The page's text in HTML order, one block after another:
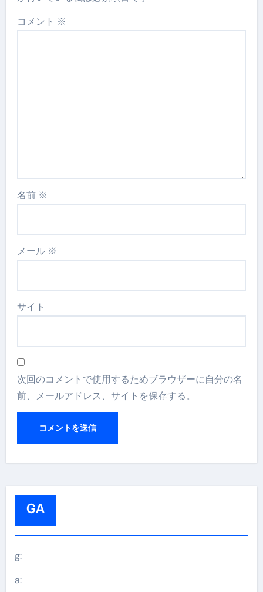
コメント ※
名前 ※
メール ※
サイト
次回のコメントで使用するためブラウザーに自分の名
前、メールアドレス、サイトを保存する。
GA
g:
a: